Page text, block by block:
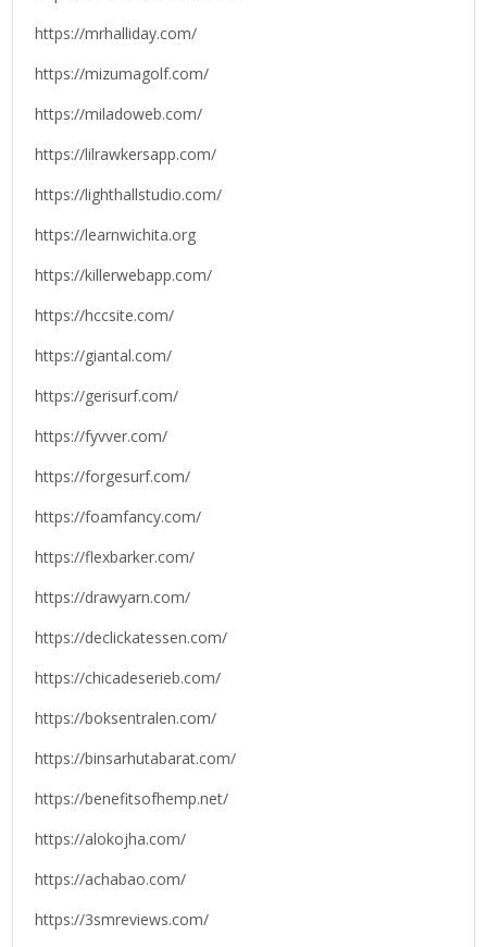
https://mrhalliday.com/
https://mizumagolf.com/
https://miladoweb.com/
https://lilrawkersapp.com/
https://lighthallstudio.com/
https://learnwichita.org
https://killerwebapp.com/
https://hccsite.com/
https://giantal.com/
https://gerisurf.com/
https://fyvver.com/
https://forgesurf.com/
https://foamfancy.com/
https://flexbarker.com/
https://drawyarn.com/
https://declickatessen.com/
https://chicadeserieb.com/
https://boksentralen.com/
https://binsarhutabarat.com/
https://benefitsofhemp.net/
https://alokojha.com/
https://achabao.com/
https://3smreviews.com/